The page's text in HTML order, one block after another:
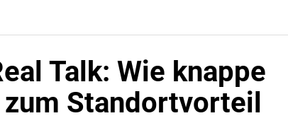
Talk: Wie knappe
Standortvorteil